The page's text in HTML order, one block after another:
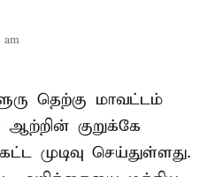
am
தெற்கு மாவட்டம்
ஆற்றின் குறுக்கே
முடிவு செய்துள்ளது.